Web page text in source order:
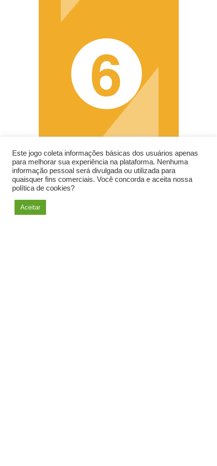
Este jogo coleta informações básicas dos usuários apenas
para melhorar sua experiência na plataforma. Nenhuma
informação pessoal será divulgada ou utilizada para
quaisquer fins comerciais. Você concorda e aceita nossa
política de cookies?
Aceitar